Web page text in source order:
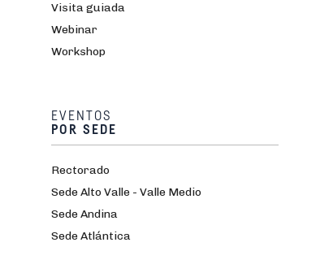
Visita guiada
Webinar
Workshop
EVENTOS
POR SEDE
Rectorado
Sede Alto Valle - Valle Medio
Sede Andina
Sede Atlántica